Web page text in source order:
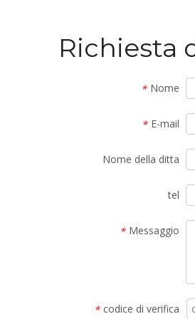
Richiesta
* Nome
* E-mail
Nome della ditta
tel
* Messaggio
* codice di verifica